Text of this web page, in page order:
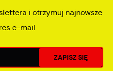
i otrzymuj najnowsze
e-mail